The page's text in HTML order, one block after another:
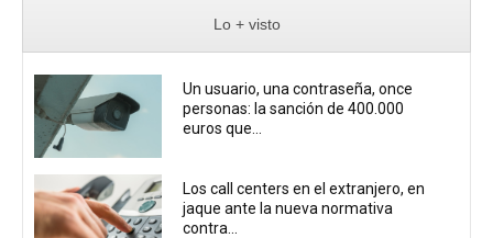
Lo + visto
Un usuario, una contraseña, once
personas: la sanción de 400.000
euros que...
Los call centers en el extranjero, en
jaque ante la nueva normativa
contra...